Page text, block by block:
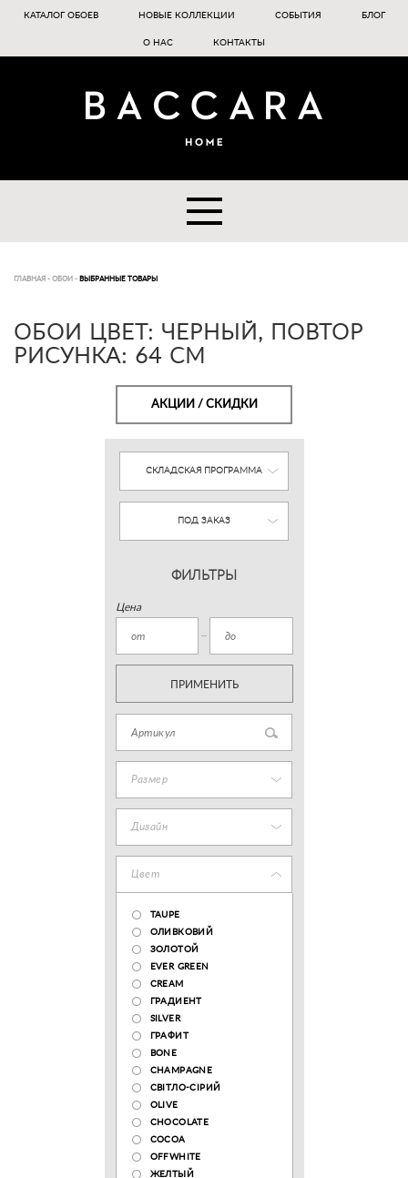
КАТАЛОГ ОБОЕВ НОВЫЕ КОЛЛЕКЦИИ СОБЫТИЯ БЛОГ
О НАС КОНТАКТЫ
ГЛАВНАЯ - ОБОИ - ВЫБРАННЫЕ ТОВАРЫ
ОБОИ ЦВЕТ: ЧЕРНЫЙ, ПОВТОР
РИСУНКА: 64 СМ
АКЦИИ / СКИДКИ
СКЛАДСКАЯ ПРОГРАММА
ПОД ЗАКАЗ
ФИЛЬТРЫ
Цена
ПРИМЕНИТЬ
Размер
Дизайн
Цвет
TAUPE
ОЛИВКОВИЙ
ЗОЛОТОЙ
EVER GREEN
CREAM
ГРАДИЕНТ
SILVER
ГРАФИТ
BONE
CHAMPAGNE
СВІТЛО-СІРИЙ
OLIVE
CHOCOLATE
COCOA
OFFWHITE
ЖЕЛТЫЙ